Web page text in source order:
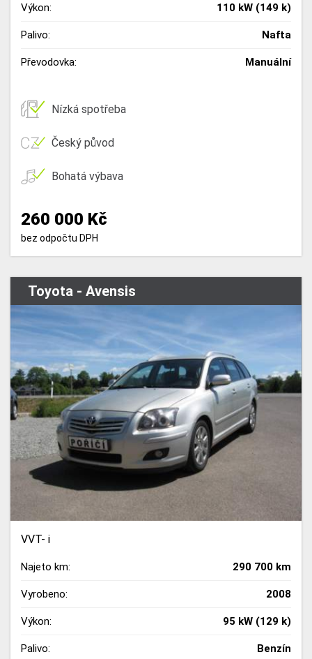
Výkon: 110 kW (149 k)
Palivo: Nafta
Převodovka: Manuální
Nízká spotřeba
Český původ
Bohatá výbava
260 000 Kč
bez odpočtu DPH
Toyota - Avensis
VVT- i
Najeto km: 290 700 km
Vyrobeno: 2008
Výkon: 95 kW (129 k)
Palivo: Benzín